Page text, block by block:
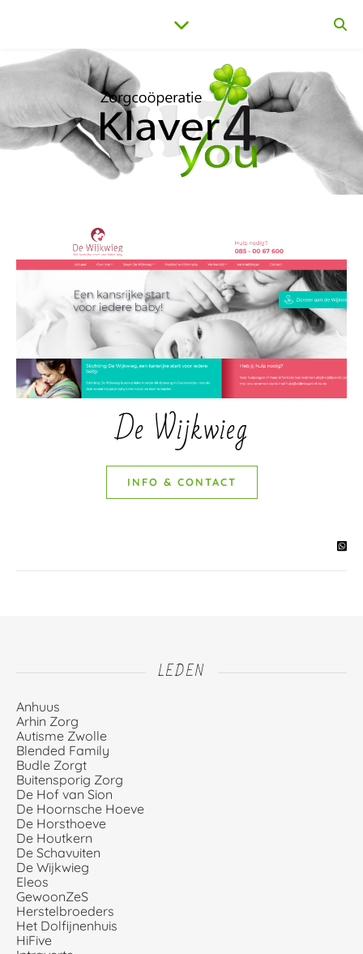
De Wijkwieg
INFO & CONTACT
LEDEN
Anhuus
Arhin Zorg
Autisme Zwolle
Blended Family
Budle Zorgt
Buitensporig Zorg
De Hof van Sion
De Hoornsche Hoeve
De Horsthoeve
De Houtkern
De Schavuiten
De Wijkwieg
Eleos
GewoonZeS
Herstelbroeders
Het Dolfijnenhuis
HiFive